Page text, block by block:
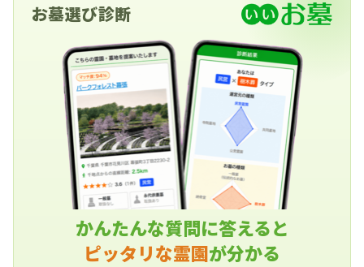
お墓選び診断
かんたんな質問に答えると
ピッタリな霊園が分かる